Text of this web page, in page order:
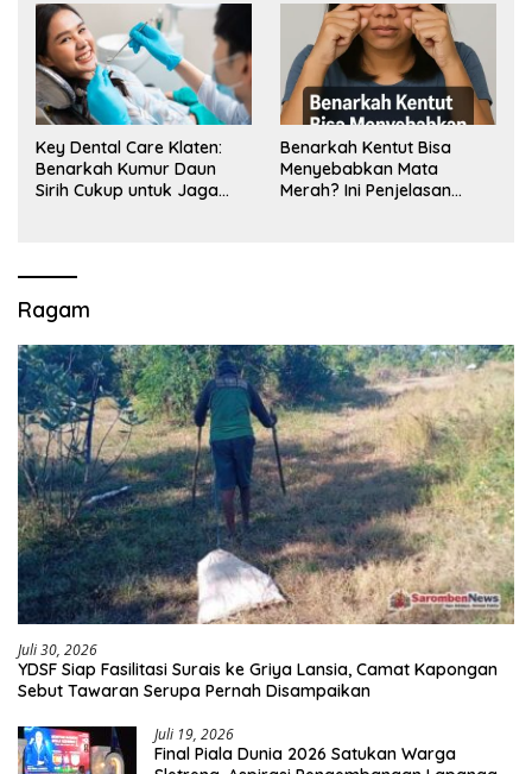
Key Dental Care Klaten:
Benarkah Kumur Daun
Sirih Cukup untuk Jaga
Benarkah Kentut Bisa
Menyebabkan Mata
Merah? Ini Penjelasan
Ragam
Juli 30, 2026
YDSF Siap Fasilitasi Surais ke Griya Lansia, Camat Kapongan
Sebut Tawaran Serupa Pernah Disampaikan
Juli 19, 2026
Final Piala Dunia 2026 Satukan Warga